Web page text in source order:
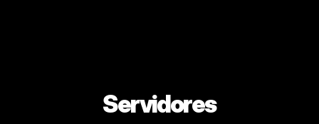
Servidores